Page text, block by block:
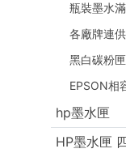
瓶裝墨水
各廠牌連
黑白碳粉
EPSON相
hp墨水匣
HP墨水匣